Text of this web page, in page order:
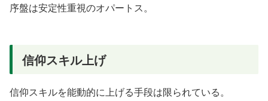
序盤は安定性重視のオパートス。
信仰スキル上げ
信仰スキルを能動的に上げる手段は限られている。